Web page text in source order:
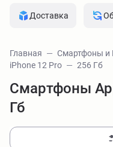
Доставка
Главная Смартфоны и
iPhone 12 Pro
256 Гб
Смартфоны
Гб